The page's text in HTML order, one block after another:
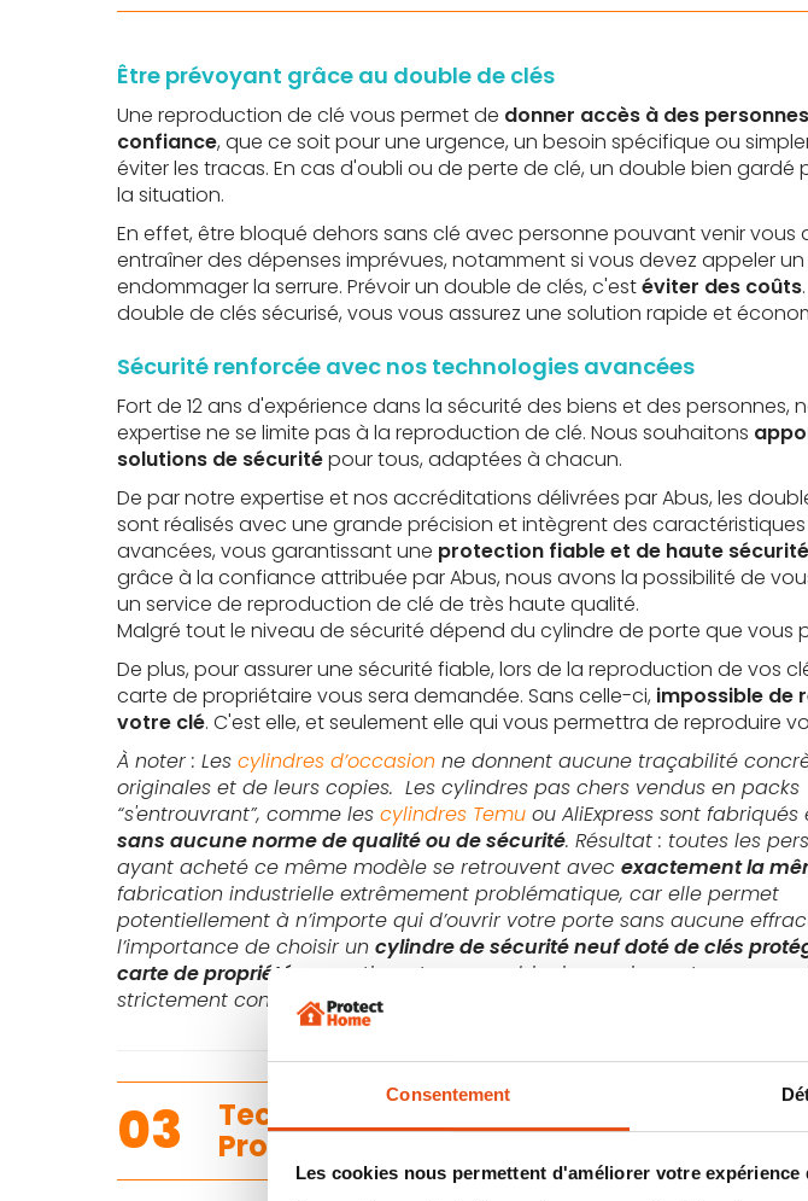
Consentement
Les cookies nous permettent d'améliorer votre expérience
Être prévoyant grâce au double de clés
Une reproduction de clé vous permet de donner accès à des
confiance, que ce soit pour une urgence, un besoin spécifique ou
éviter les tracas. En cas d'oubli ou de perte de clé, un double bien gardé
la situation.
En effet, être bloqué dehors sans clé avec personne pouvant venir vous
entraîner des dépenses imprévues, notamment si vous devez appeler un
endommager la serrure. Prévoir un double de clés, c'estéviter des coûts
double de clés sécurisé, vous vous assurez une solution rapide et
Sécurité renforcée avec nos technologies avancées
Fort de 12 ans d'expérience dans la sécurité des biens et des personnes,
expertise ne se limite pas à la reproduction de clé. Nous souhaitons
solutions de sécuritépour tous, adaptées à chacun.
De par notre expertise et nos accréditations délivrées par Abus, les
sont réalisés avec une grande précision et intègrent des
avancées, vous garantissant une protection fiable et de haute sécurité
grâce à la confiance attribuée par Abus, nous avons la possibilité de
un service de reproduction de clé de très haute qualité.
Malgré tout le niveau de sécurité dépend du cylindre de porte que vous
De plus, pour assurer une sécurité fiable, lors de la reproduction de vos
carte de propriétaire vous sera demandée. Sans celle-ci, impossible de
votre clé. C'est elle, et seulement elle qui vous permettra de reproduire
À noter : Les cylindres d’occasion ne donnent aucune traçabilité
originales et de leurs copies. Les cylindres pas chers vendus en packs
“s'entrouvrant”, comme les cylindres Temu ou AliExpress sont fabriqués
sans aucune norme de qualité ou de sécurité. Résultat : toutes les
ayant acheté ce même modèle se retrouvent avec exactement la
fabrication industrielle extrêmement problématique, car elle permet
potentiellement à n’importe qui d’ouvrir votre porte sans aucune
l’importance de choisir un cylindre de sécurité neuf doté de clés
carte de propriété , garantissant une combinaison unique et une
strictement contrôlée.
03 Techniquement, comment procéder à
ProtectHome.fr ?